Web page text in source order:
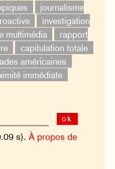
journalisme
investigation
multimédia
rapport
capitulation totale
américaines
immédiate
ok
s).À propos de